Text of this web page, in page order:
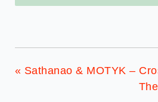
« Sathanao & MOTYK –